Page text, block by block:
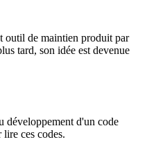
outil de maintien produit par
tard, son idée est devenue
développement d'un code
ces codes.